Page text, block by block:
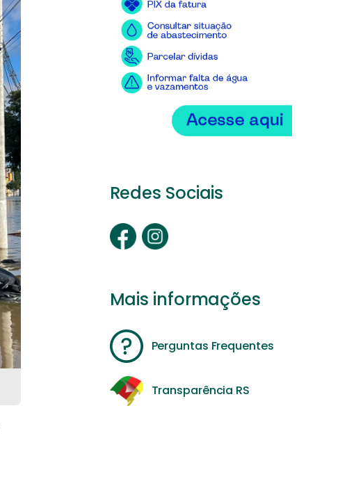
Redes Sociais
Mais informações
Perguntas Frequentes
Transparência RS